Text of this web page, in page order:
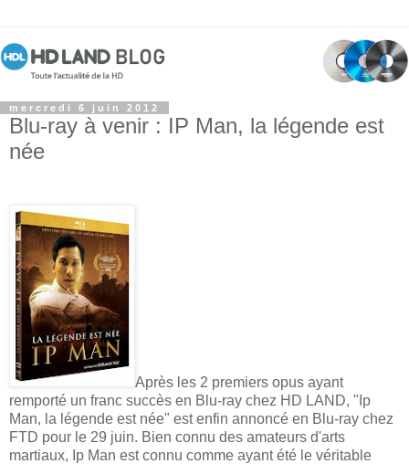
mercredi 6 juin 2012
Blu-ray à venir : IP Man, la légende est
née
Après les 2 premiers opus ayant
remporté un franc succès en Blu-ray chez HD LAND, "Ip
Man, la légende est née" est enfin annoncé en Blu-ray chez
FTD pour le 29 juin. Bien connu des amateurs d'arts
martiaux, Ip Man est connu comme ayant été le véritable